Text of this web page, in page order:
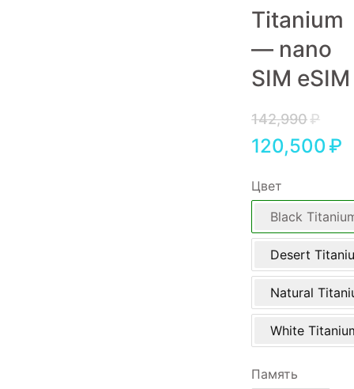
Titanium
— nano
SIM eSIM
142,990₽
120,500₽
Цвет
Black
Desert
Natural
White
Память